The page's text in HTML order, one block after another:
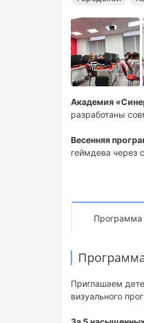
Академия
разработаны
Весенняя
геймдева через
Программа
Приглашаем
визуального